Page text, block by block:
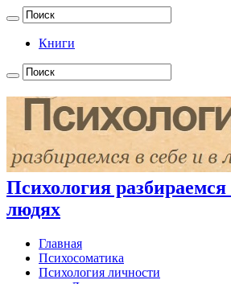
Книги
Психология разбираемся
людях
Главная
Психосоматика
Психология личности